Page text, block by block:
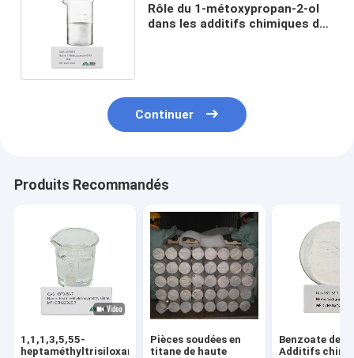
Rôle du 1-métoxypropan-2-ol
dans les additifs chimiques de
Continuer
Produits Recommandés
1,1,1,3,5,55-
heptaméthyltrisiloxane
Pièces soudées en
titane de haute
Benzoate de
Additifs